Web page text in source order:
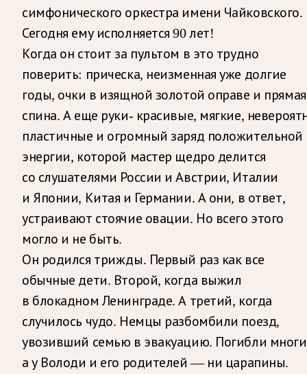
симфонического оркестра имени Чайковского.
Сегодня ему исполняется 90 лет!
Когда он стоит за пультом в это трудно
поверить: прическа, неизменная уже долгие
годы, очки в изящной золотой оправе и прямая
спина. А еще руки- красивые, мягкие,
пластичные и огромный заряд положительной
энергии, которой мастер щедро делится
со слушателями России и Австрии, Италии
и Японии, Китая и Германии. А они, в ответ,
устраивают стоячие овации. Но всего этого
могло и не быть.
Он родился трижды. Первый раз как все
обычные дети. Второй, когда выжил
в блокадном Ленинграде. А третий, когда
случилось чудо. Немцы разбомбили поезд,
увозивший семью в эвакуацию. Погибли
а у Володи и его родителей — ни царапины.